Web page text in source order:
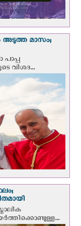
അടുത്ത മാസം;
വിശദ...